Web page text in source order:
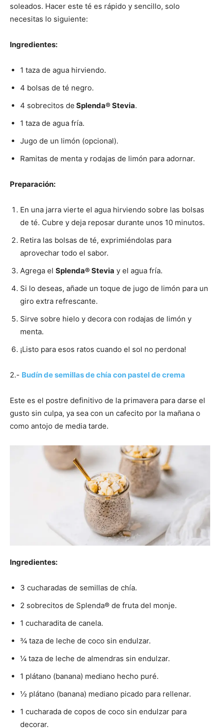
soleados. Hacer este té es rápido y sencillo, solo
necesitas lo siguiente:
Ingredientes:
1 taza de agua hirviendo.
4 bolsas de té negro.
4 sobrecitos de Splenda® Stevia.
1 taza de agua fría.
Jugo de un limón (opcional).
Ramitas de menta y rodajas de limón para adornar.
Preparación:
En una jarra vierte el agua hirviendo sobre las bolsas
de té. Cubre y deja reposar durante unos 10 minutos.
Retira las bolsas de té, exprimiéndolas para
aprovechar todo el sabor.
Agrega el Splenda® Stevia y el agua fría.
Si lo deseas, añade un toque de jugo de limón para un
giro extra refrescante.
Sirve sobre hielo y decora con rodajas de limón y
menta.
¡Listo para esos ratos cuando el sol no perdona!
2.- Budín de semillas de chía con pastel de crema
Este es el postre definitivo de la primavera para darse el
gusto sin culpa, ya sea con un cafecito por la mañana o
como antojo de media tarde.
Ingredientes:
3 cucharadas de semillas de chía.
2 sobrecitos de Splenda® de fruta del monje.
1 cucharadita de canela.
¾ taza de leche de coco sin endulzar.
¼ taza de leche de almendras sin endulzar.
1 plátano (banana) mediano hecho puré.
½ plátano (banana) mediano picado para rellenar.
1 cucharada de copos de coco sin endulzar para
decorar.